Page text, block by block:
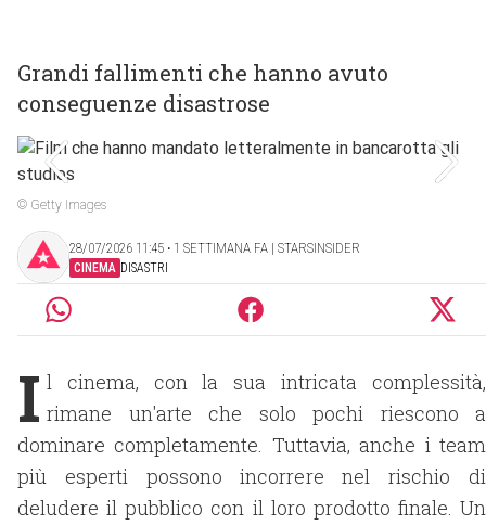
Grandi fallimenti che hanno avuto
conseguenze disastrose
© Getty Images
28/07/2026 11:45 ‧ 1 SETTIMANA FA | STARSINSIDER
CINEMA DISASTRI
I l cinema, con la sua intricata complessità,
rimane un'arte che solo pochi riescono a
dominare completamente. Tuttavia, anche i team
più esperti possono incorrere nel rischio di
deludere il pubblico con il loro prodotto finale. Un